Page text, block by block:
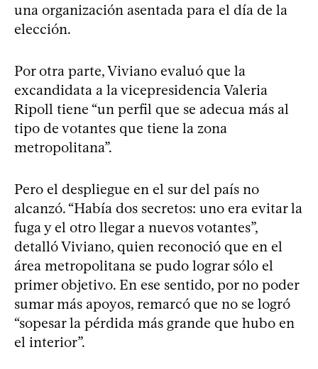
una organización asentada para el día de la
elección.
Por otra parte, Viviano evaluó que la
excandidata a la vicepresidencia Valeria
Ripoll tiene “un perfil que se adecua más al
tipo de votantes que tiene la zona
metropolitana”.
Pero el despliegue en el sur del país no
alcanzó. “Había dos secretos: uno era evitar la
fuga y el otro llegar a nuevos votantes”,
detalló Viviano, quien reconoció que en el
área metropolitana se pudo lograr sólo el
primer objetivo. En ese sentido, por no poder
sumar más apoyos, remarcó que no se logró
“sopesar la pérdida más grande que hubo en
el interior”.